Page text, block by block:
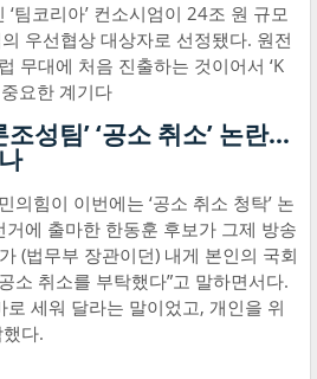
팀코리아’ 컨소시엄이 24조 원 규모
우선협상 대상자로 선정됐다. 원전
무대에 처음 진출하는 것이어서 ‘K
요한 계기다
조성팀’ ‘공소 취소’ 논란…
의힘이 이번에는 ‘공소 취소 청탁’ 논
에 출마한 한동훈 후보가 그제 방송
(법무부 장관이던) 내게 본인의 국회
소 취소를 부탁했다”고 말하면서다.
로 세워 달라는 말이었고, 개인을 위
다.